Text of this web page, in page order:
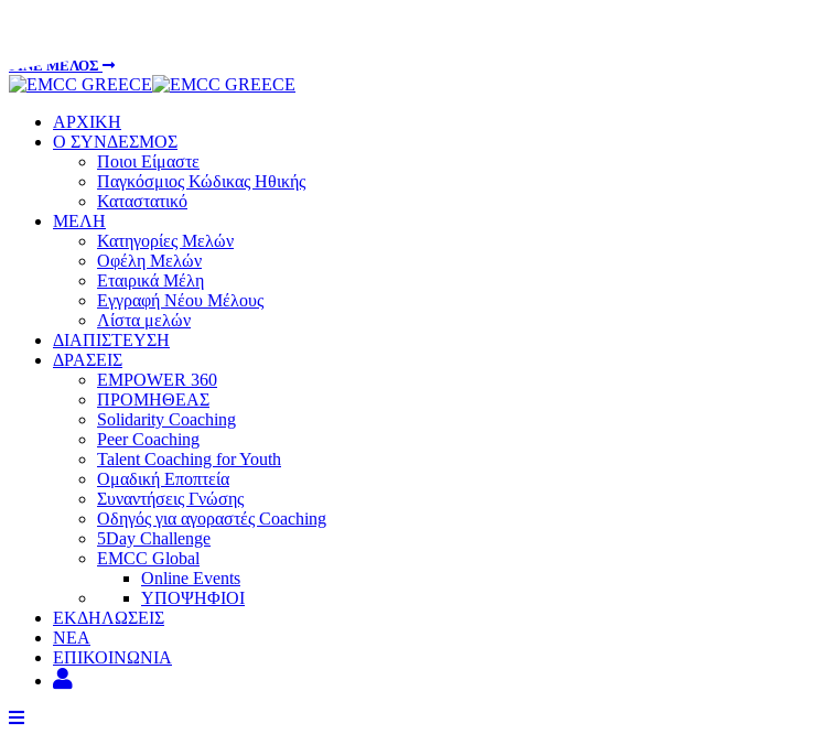
ΓΙΝΕ ΜΕΛΟΣ
ΑΡΧΙΚΗ
Ο ΣΥΝΔΕΣΜΟΣ
Ποιοι Είμαστε
Παγκόσμιος Κώδικας Ηθικής
Καταστατικό
ΜΕΛΗ
Κατηγορίες Μελών
Οφέλη Μελών
Εταιρικά Μέλη
Εγγραφή Νέου Μέλους
Λίστα μελών
ΔΙΑΠΙΣΤΕΥΣΗ
ΔΡΑΣΕΙΣ
EMPOWER 360
ΠΡΟΜΗΘΕΑΣ
Solidarity Coaching
Peer Coaching
Talent Coaching for Youth
Ομαδική Εποπτεία
Συναντήσεις Γνώσης
Οδηγός για αγοραστές Coaching
5Day Challenge
EMCC Global
Online Events
ΥΠΟΨΗΦΙΟΙ
ΕΚΔΗΛΩΣΕΙΣ
ΝΕΑ
ΕΠΙΚΟΙΝΩΝΙΑ